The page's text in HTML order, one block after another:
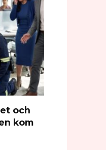
och
kom